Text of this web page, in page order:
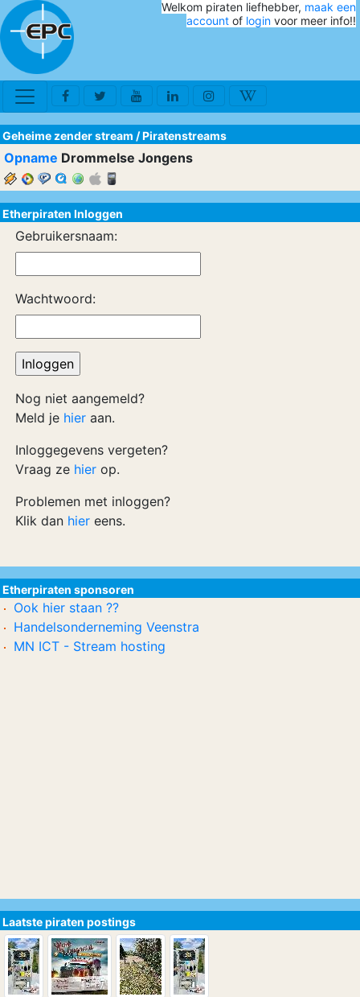
Welkom piraten liefhebber, maak een
account of login voor meer info!!
Geheime zender stream /Piratenstreams
Opname Drommelse Jongens
Etherpiraten Inloggen
Gebruikersnaam:
Wachtwoord:
Nog niet aangemeld?
Meld je hier aan.
Inloggegevens vergeten?
Vraag ze hier op.
Problemen met inloggen?
Klik dan hier eens.
Etherpiraten sponsoren
Ook hier staan ??
Handelsonderneming Veenstra
MN ICT - Stream hosting
Laatste piraten postings